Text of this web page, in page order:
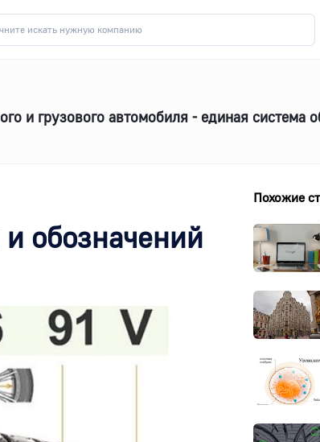
и грузового автомобиля - единая система
обозначений
Похожие